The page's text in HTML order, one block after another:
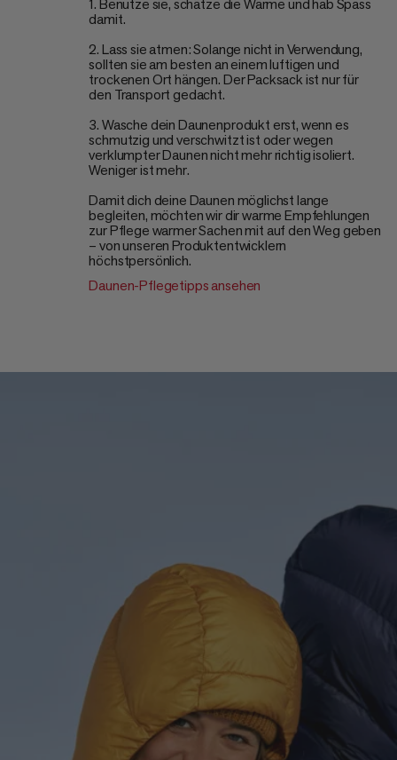
1. Benutze sie, schätze die Wärme und hab Spass
damit.
2. Lass sie atmen: Solange nicht in Verwendung,
sollten sie am besten an einem luftigen und
trockenen Ort hängen. Der Packsack ist nur für
den Transport gedacht.
3. Wasche dein Daunenprodukt erst, wenn es
schmutzig und verschwitzt ist oder wegen
verklumpter Daunen nicht mehr richtig isoliert.
Weniger ist mehr.
Damit dich deine Daunen möglichst lange
begleiten, möchten wir dir warme Empfehlungen
zur Pflege warmer Sachen mit auf den Weg geben
– von unseren Produktentwicklern
höchstpersönlich.
Daunen-Pflegetipps ansehen